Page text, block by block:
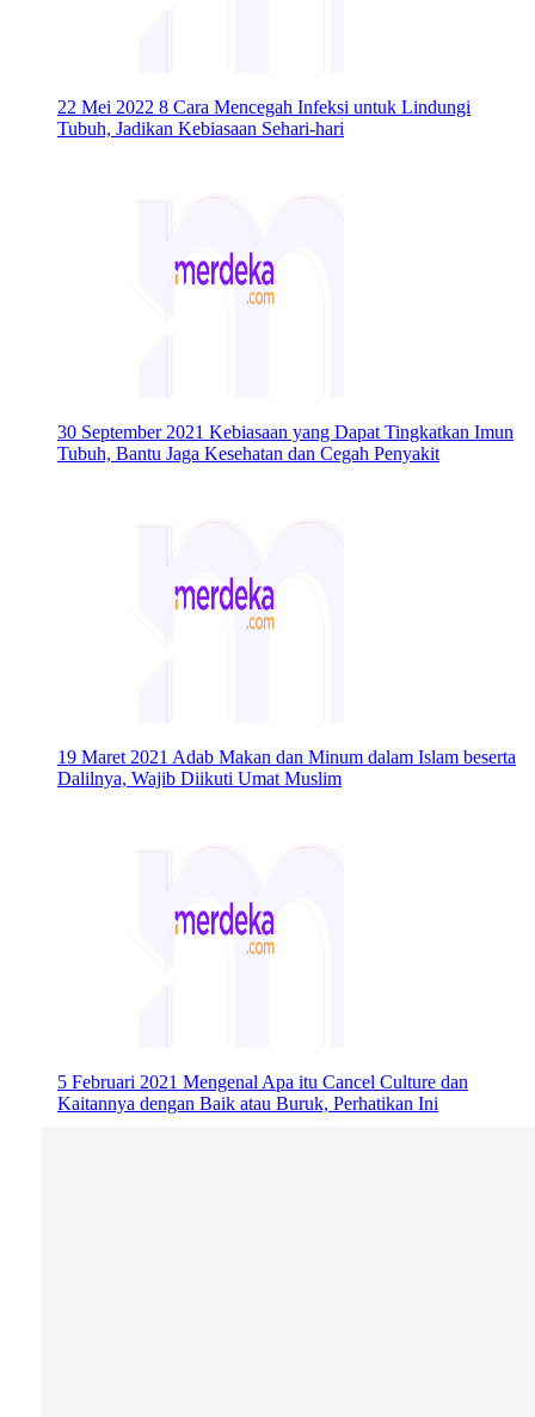
22 Mei 2022 8 Cara Mencegah Infeksi untuk Lindungi
Tubuh, Jadikan Kebiasaan Sehari-hari
30 September 2021 Kebiasaan yang Dapat Tingkatkan Imun
Tubuh, Bantu Jaga Kesehatan dan Cegah Penyakit
19 Maret 2021 Adab Makan dan Minum dalam Islam beserta
Dalilnya, Wajib Diikuti Umat Muslim
5 Februari 2021 Mengenal Apa itu Cancel Culture dan
Kaitannya dengan Baik atau Buruk, Perhatikan Ini